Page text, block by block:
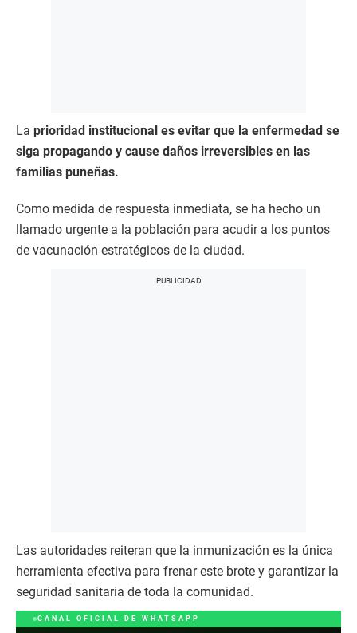
La prioridad institucional es evitar que la enfermedad se
siga propagando y cause daños irreversibles en las
familias puneñas.
​Como medida de respuesta inmediata, se ha hecho un
llamado urgente a la población para acudir a los puntos
de vacunación estratégicos de la ciudad.
Las autoridades reiteran que la inmunización es la única
herramienta efectiva para frenar este brote y garantizar la
seguridad sanitaria de toda la comunidad.
CANAL OFICIAL DE WHATSAPP